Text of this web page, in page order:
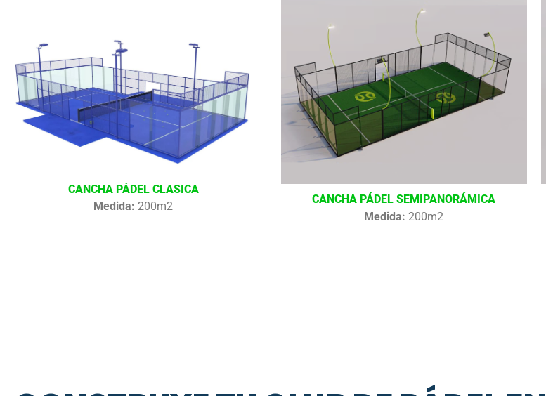
CANCHA PÁDEL CLASICA
Medida: 200m2
CANCHA PÁDEL SEMIPANORÁMICA
Medida: 200m2